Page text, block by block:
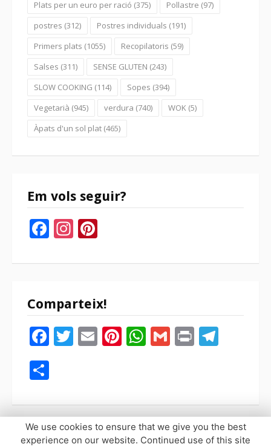
Plats per un euro per ració (375) Pollastre (97)
postres (312) Postres individuals (191)
Primers plats (1055) Recopilatoris (59)
Salses (311) SENSE GLUTEN (243)
SLOW COOKING (114) Sopes (394)
Vegetarià (945) verdura (740) WOK (5)
Àpats d'un sol plat (465)
Em vols seguir?
Facebook
Instagram
Comparteix!
Facebook
Twitter
EmailPinterest
WhatsApp
Gmail
Print
We use cookies to ensure that we give you the best
experience on our website. Continued use of this site